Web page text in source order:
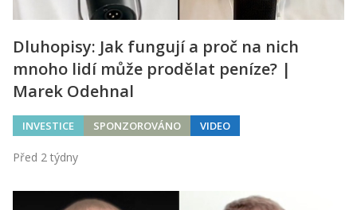
Dluhopisy: Jak fungují a proč na nich
mnoho lidí může prodělat peníze? |
Marek Odehnal
INVESTICE SPONZOROVÁNO VIDEO
Před 2 týdny